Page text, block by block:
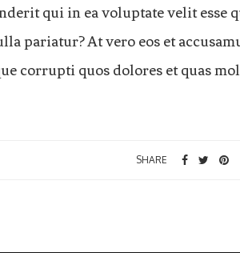
qui in ea voluptate velit
pariatur? At vero eos et
corrupti quos dolores et quas
SHARE